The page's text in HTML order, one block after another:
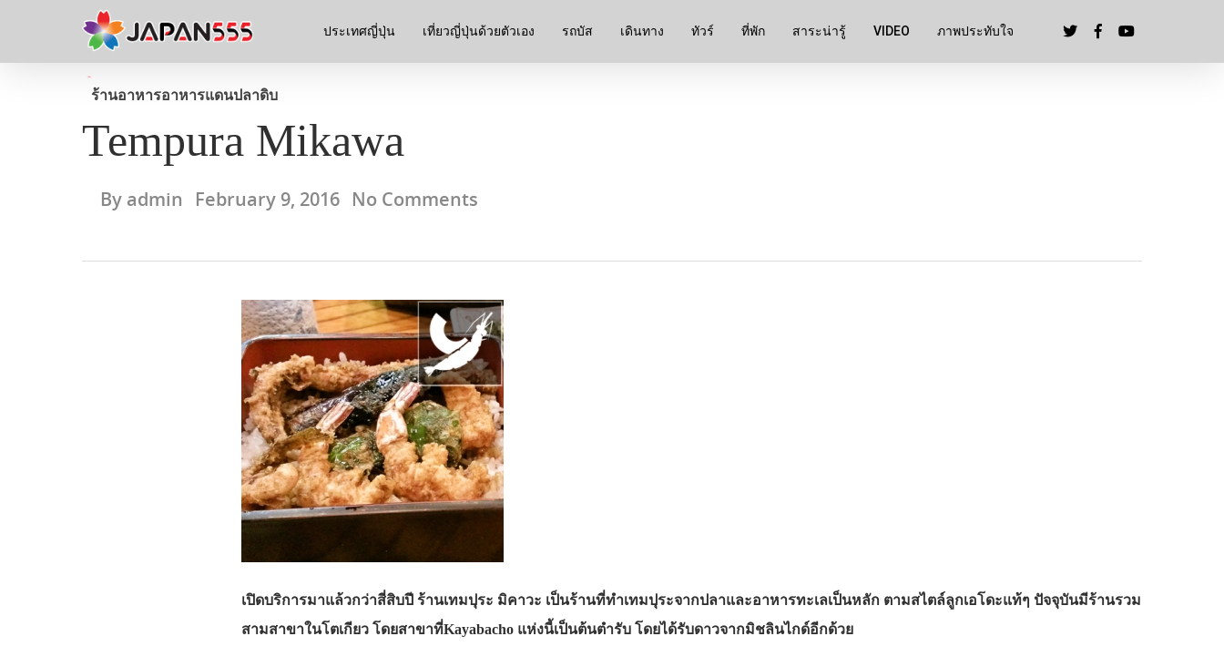
ประเทศญี่ปุ่น เที่ยวญี่ปุ่นด้วยตัวเอง รถบัส เดินทาง ทัวร์ ที่พัก สาระน่ารู้ VIDEO ภาพประทับใจ
ร้านอาหารอาหารแดนปลาดิบ
Tempura Mikawa
By admin February 9, 2016 No Comments
เปิดบริการมาแล้วกว่าสี่สิบปี ร้านเทมปุระ มิคาวะ เป็นร้านที่ทำเทมปุระจากปลาและอาหารทะเลเป็นหลัก ตามสไตล์ลูกเอโดะแท้ๆ ปัจจุบันมีร้านรวม
สามสาขาในโตเกียว โดยสาขาที่Kayabacho แห่งนี้เป็นต้นตำรับ โดยได้รับดาวจากมิชลินไกด์อีกด้วย